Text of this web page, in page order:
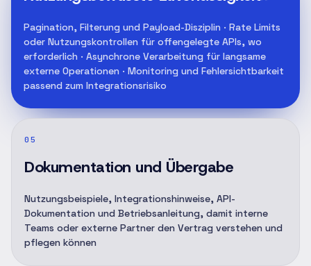
Pagination, Filterung und Payload-Disziplin · Rate Limits
oder Nutzungskontrollen für offengelegte APIs, wo
erforderlich · Asynchrone Verarbeitung für langsame
externe Operationen · Monitoring und Fehlersichtbarkeit
passend zum Integrationsrisiko
05
Dokumentation und Übergabe
Nutzungsbeispiele, Integrationshinweise, API-
Dokumentation und Betriebsanleitung, damit interne
Teams oder externe Partner den Vertrag verstehen und
pflegen können